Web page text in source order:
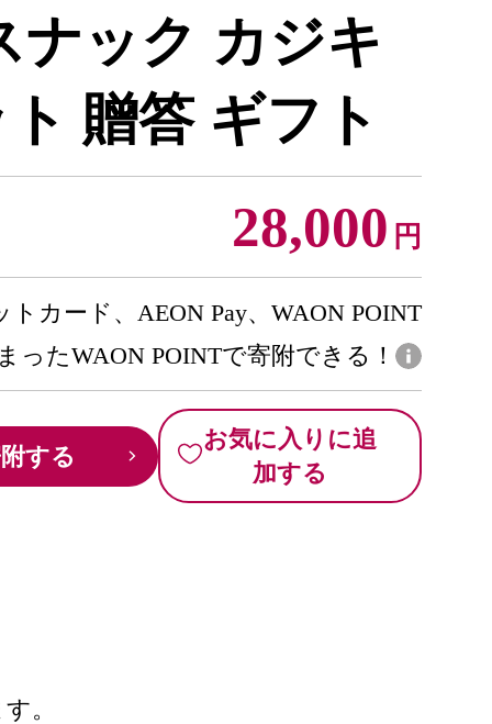
ナック カジキ
贈答 ギフト
28,000 円
トカード、AEON Pay、WAON POINT
ったWAON POINTで寄附できる！
する
お気に入りに追
加する
。